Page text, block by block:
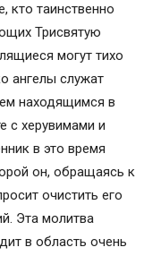
кто таинственно
Трисвятую
могут тихо
ангелы служат
находящимся в
с херувимами и
в это время
он, обращаясь к
очистить его
Эта молитва
в область очень